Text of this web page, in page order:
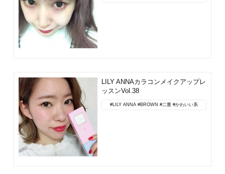
LILY ANNAカラコンメイクアップレ
ッスンVol.38
#LILY ANNA #BROWN #二重 #かわいい系